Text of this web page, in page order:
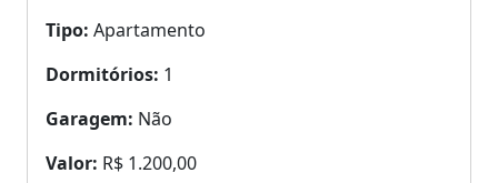
Tipo: Apartamento
Dormitórios: 1
Garagem: Não
Valor: R$ 1.200,00